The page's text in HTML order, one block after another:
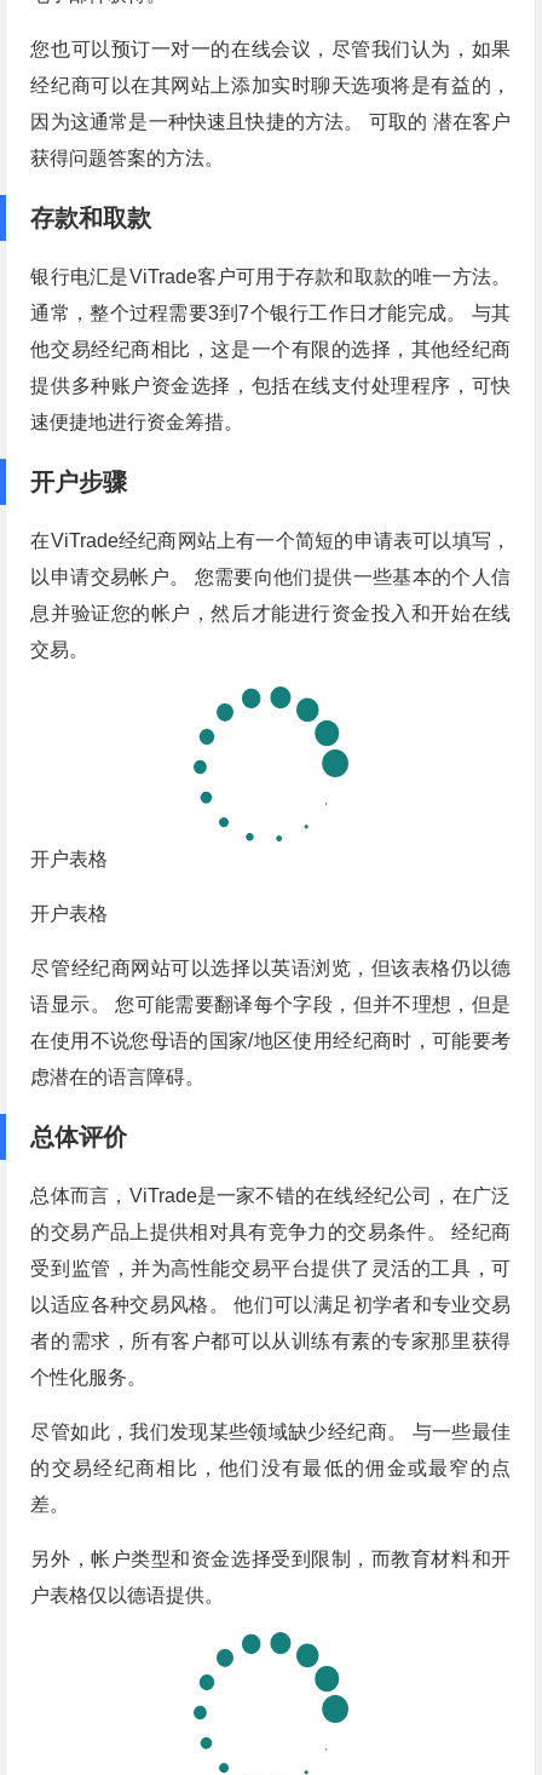
您也可以预订一对一的在线会议，尽管我们认为，如果
经纪商可以在其网站上添加实时聊天选项将是有益的，
因为这通常是一种快速且快捷的方法。 可取的 潜在客户
获得问题答案的方法。
存款和取款
银行电汇是ViTrade客户可用于存款和取款的唯一方法。
通常，整个过程需要3到7个银行工作日才能完成。 与其
他交易经纪商相比，这是一个有限的选择，其他经纪商
提供多种账户资金选择，包括在线支付处理程序，可快
速便捷地进行资金筹措。
开户步骤
在ViTrade经纪商网站上有一个简短的申请表可以填写，
以申请交易帐户。 您需要向他们提供一些基本的个人信
息并验证您的帐户，然后才能进行资金投入和开始在线
交易。
开户表格
开户表格
尽管经纪商网站可以选择以英语浏览，但该表格仍以德
语显示。 您可能需要翻译每个字段，但并不理想，但是
在使用不说您母语的国家/地区使用经纪商时，可能要考
虑潜在的语言障碍。
总体评价
总体而言，ViTrade是一家不错的在线经纪公司，在广泛
的交易产品上提供相对具有竞争力的交易条件。 经纪商
受到监管，并为高性能交易平台提供了灵活的工具，可
以适应各种交易风格。 他们可以满足初学者和专业交易
者的需求，所有客户都可以从训练有素的专家那里获得
个性化服务。
尽管如此，我们发现某些领域缺少经纪商。 与一些最佳
的交易经纪商相比，他们没有最低的佣金或最窄的点
差。
另外，帐户类型和资金选择受到限制，而教育材料和开
户表格仅以德语提供。